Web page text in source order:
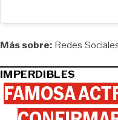
Más sobre: Redes
IMPERDIBLES
FAMOSA